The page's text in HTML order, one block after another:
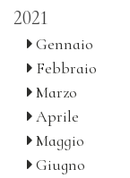
2021
Gennaio
Febbraio
Marzo
Aprile
Maggio
Giugno